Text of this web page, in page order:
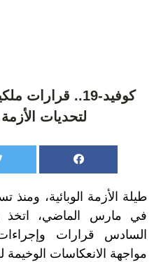
كوفيد-19..
لتحديات
طيلة الأزمة الوبائية، ومنذ
في مارس الماضي، اتخذ
السادس قرارات
مواجهة الانعكاسات الوخيمة